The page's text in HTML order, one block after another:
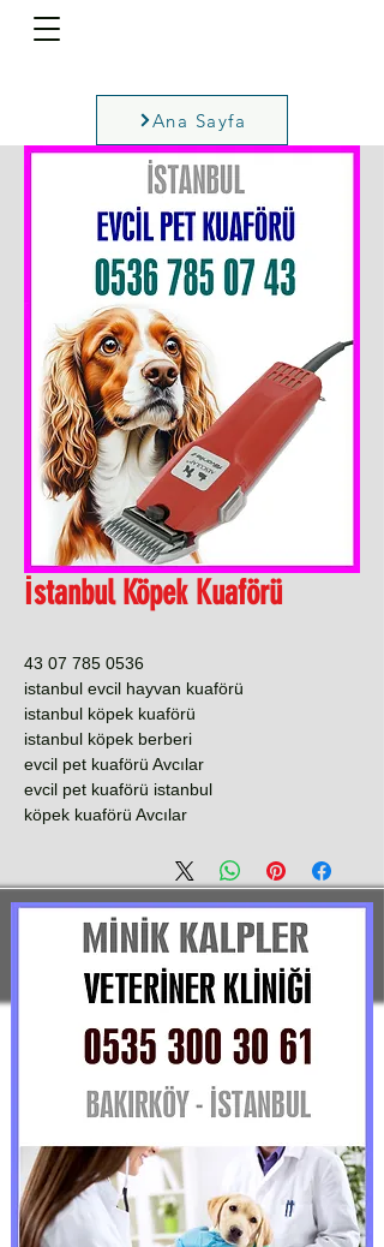
Ana Sayfa
İstanbul Köpek Kuaförü
0536 785 07 43
istanbul evcil hayvan kuaförü
istanbul köpek kuaförü
istanbul köpek berberi
evcil pet kuaförü Avcılar
evcil pet kuaförü istanbul
köpek kuaförü Avcılar